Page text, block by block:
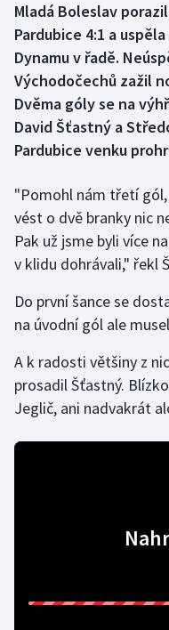
Box
Curling
Dostihy
Golf
Gymnastika
Házená
Jezdectví
Judo
Lyže a snowboard
Mladá Boleslav
Pardubice 4:1 a
Dynamu v řadě.
Východočechů zažil
Dvěma góly se na
David Šťastný a
Pardubice venku
"Pomohl nám třetí
vést o dvě branky nic
Pak už jsme byli více
v klidu dohrávali," řekl
Do první šance se
na úvodní gól ale
A k radosti většiny z
prosadil Šťastný.
Jeglič, ani nadvakrát